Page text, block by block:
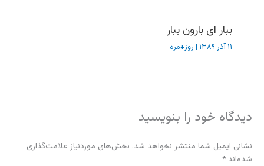
ببار ای بارون ببار
۱۱ آذر ۱۳۸۹ | روز+مره
دیدگاه‌ خود را بنویسید
نشانی ایمیل شما منتشر نخواهد شد. بخش‌های موردنیاز علامت‌گذاری
شده‌اند *